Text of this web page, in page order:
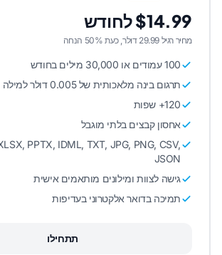
$14.99 לחודש
מחיר רגיל 29.99 דולר, כעת 50% הנחה
100 עמודים או 30,000 מילים בחודש
תרגום בינה מלאכותית של 0.005 דולר למילה
120+ שפות
אחסון קבצים בלתי מוגבל
PPTX, IDML, TXT, JPG, PNG, CSV,
JSON
גישה לצוות ומילונים מותאמים אישית
תמיכה בדואר אלקטרוני בעדיפות
תתחילו